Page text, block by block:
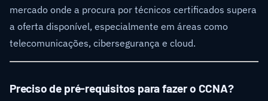
mercado onde a procura por técnicos certificados supera
a oferta disponível, especialmente em áreas como
telecomunicações, cibersegurança e cloud.
Preciso de pré-requisitos para fazer o CCNA?